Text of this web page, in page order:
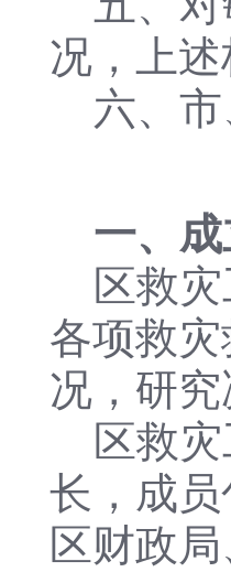
况，上
六、市
一、成
区救灾
各项救
况，研
区救灾
长，成
区财政